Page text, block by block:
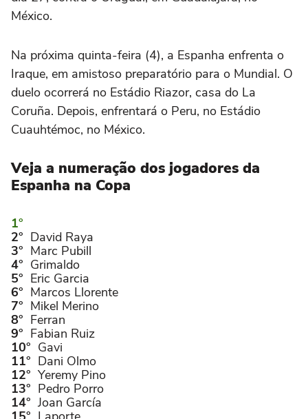
México.
Na próxima quinta-feira (4), a Espanha enfrenta o
Iraque, em amistoso preparatório para o Mundial. O
duelo ocorrerá no Estádio Riazor, casa do La
Coruña. Depois, enfrentará o Peru, no Estádio
Cuauhtémoc, no México.
Veja a numeração dos jogadores da
Espanha na Copa
David Raya
Marc Pubill
Grimaldo
Eric Garcia
Marcos Llorente
Mikel Merino
Ferran
Fabian Ruiz
Gavi
Dani Olmo
Yeremy Pino
Pedro Porro
Joan García